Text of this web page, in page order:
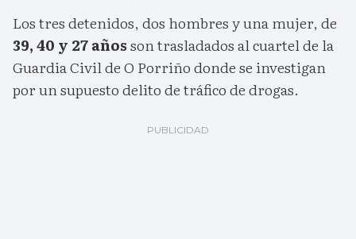
Los tres detenidos, dos hombres y una mujer, de
39, 40 y 27 añosson trasladados al cuartel de la
Guardia Civil de O Porriño donde se investigan
por un supuesto delito de tráfico de drogas.